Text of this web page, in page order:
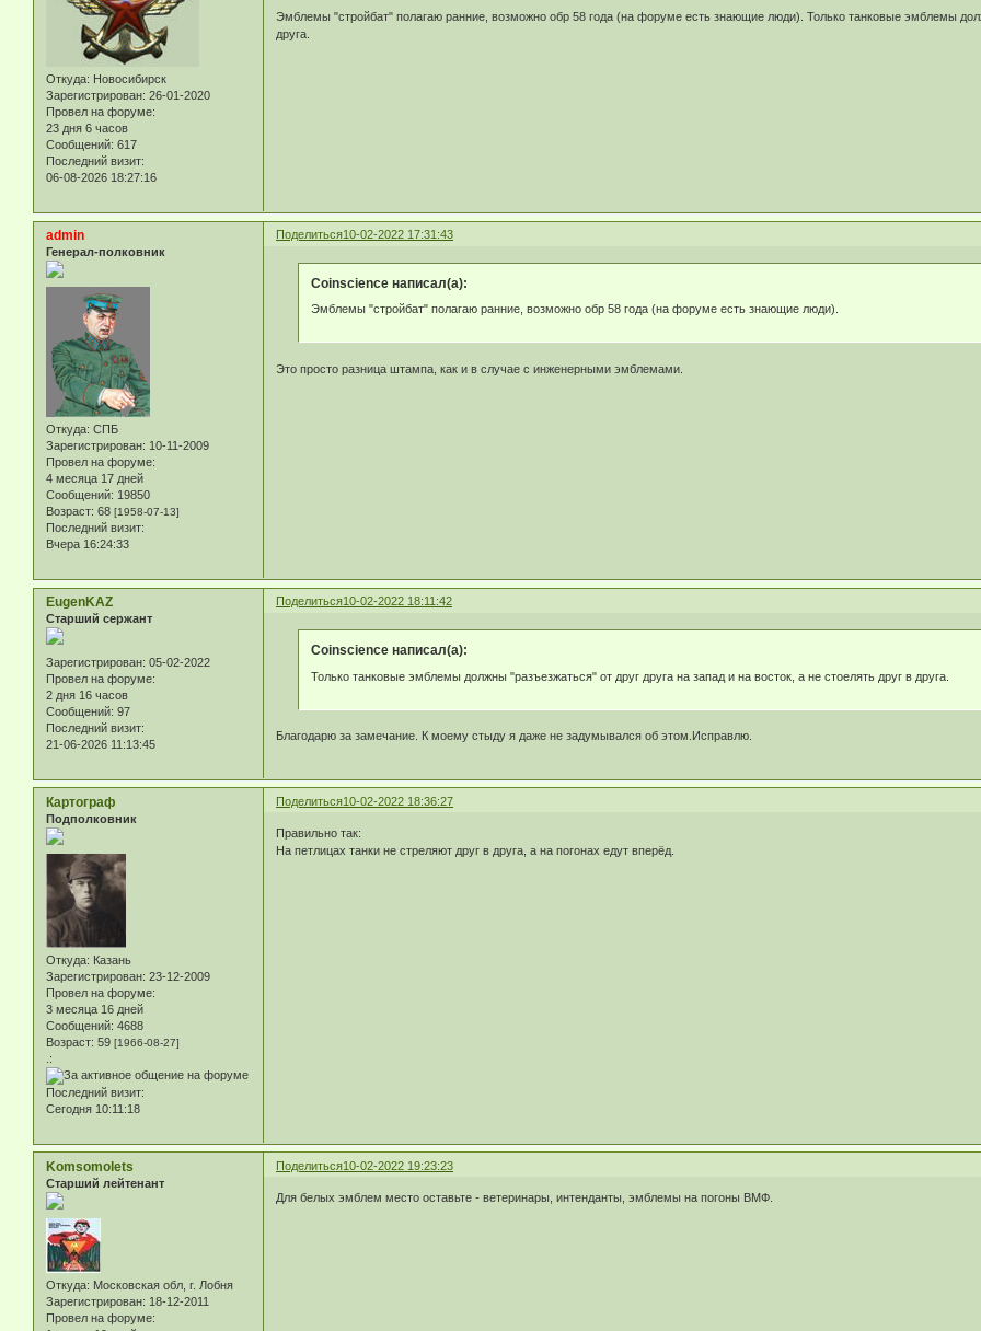
Откуда: Новосибирск
Зарегистрирован: 26-01-2020
Провел на форуме:
23 дня 6 часов
Сообщений: 617
Последний визит:
06-08-2026 18:27:16
Эмблемы "стройбат" полагаю ранние, возможно обр 58 года (на форуме есть знающие люди). Только танковые эмблемы
друга.
Поделиться10-02-2022 17:31:43
admin
Генерал-полковник
Откуда: СПБ
Зарегистрирован: 10-11-2009
Провел на форуме:
4 месяца 17 дней
Сообщений: 19850
Возраст: 68 [1958-07-13]
Последний визит:
Вчера 16:24:33
Coinscience написал(а):
Эмблемы "стройбат" полагаю ранние, возможно обр 58 года (на форуме есть знающие люди).
Это просто разница штампа, как и в случае с инженерными эмблемами.
Поделиться10-02-2022 18:11:42
EugenKAZ
Старший сержант
Зарегистрирован: 05-02-2022
Провел на форуме:
2 дня 16 часов
Сообщений: 97
Последний визит:
21-06-2026 11:13:45
Coinscience написал(а):
Только танковые эмблемы должны "разъезжаться" от друг друга на запад и на восток, а не стоелять друг в друга.
Благодарю за замечание. К моему стыду я даже не задумывался об этом.Исправлю.
Поделиться10-02-2022 18:36:27
Картограф
Подполковник
Откуда: Казань
Зарегистрирован: 23-12-2009
Провел на форуме:
3 месяца 16 дней
Сообщений: 4688
Возраст: 59 [1966-08-27]
.:
Последний визит:
Сегодня 10:11:18
Правильно так:
На петлицах танки не стреляют друг в друга, а на погонах едут вперёд.
Поделиться10-02-2022 19:23:23
Komsomolets
Старший лейтенант
Откуда: Московская обл, г. Лобня
Зарегистрирован: 18-12-2011
Провел на форуме:
Для белых эмблем место оставьте - ветеринары, интенданты, эмблемы на погоны ВМФ.